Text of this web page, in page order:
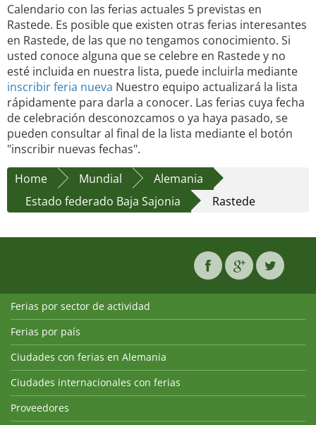
Calendario con las ferias actuales 5 previstas en
Rastede. Es posible que existen otras ferias interesantes
en Rastede, de las que no tengamos conocimiento. Si
usted conoce alguna que se celebre en Rastede y no
esté incluida en nuestra lista, puede incluirla mediante
inscribir feria nueva Nuestro equipo actualizará la lista
rápidamente para darla a conocer. Las ferias cuya fecha
de celebración desconozcamos o ya haya pasado, se
pueden consultar al final de la lista mediante el botón
"inscribir nuevas fechas".
Home
Mundial
Alemania
Estado federado Baja Sajonia
Rastede
Ferias por sector de actividad
Ferias por país
Ciudades con ferias en Alemania
Ciudades internacionales con ferias
Proveedores